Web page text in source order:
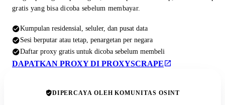
gratis yang bisa dicoba sebelum membayar.
Kumpulan residensial, seluler, dan pusat data
Sesi berputar atau tetap, penargetan per negara
Daftar proxy gratis untuk dicoba sebelum membeli
DAPATKAN PROXY DI PROXYSCRAPE
DIPERCAYA OLEH KOMUNITAS OSINT